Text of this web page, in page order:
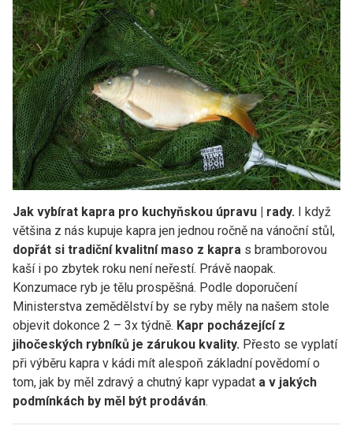
Jak vybírat kapra pro kuchyňskou úpravu | rady. I když
většina z nás kupuje kapra jen jednou ročně na vánoční stůl,
dopřát si tradiční kvalitní maso z kapra s bramborovou
kaší i po zbytek roku není neřestí. Právě naopak.
Konzumace ryb je tělu prospěšná. Podle doporučení
Ministerstva zemědělství by se ryby měly na našem stole
objevit dokonce 2 – 3x týdně. Kapr pocházející z
jihočeských rybníků je zárukou kvality. Přesto se vyplatí
při výběru kapra v kádi mít alespoň základní povědomí o
tom, jak by měl zdravý a chutný kapr vypadat a v jakých
podmínkách by měl být prodáván.